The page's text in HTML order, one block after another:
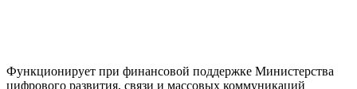
Функционирует при финансовой поддержке Министерства
цифрового развития, связи и массовых коммуникаций